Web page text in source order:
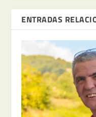
ENTRADAS